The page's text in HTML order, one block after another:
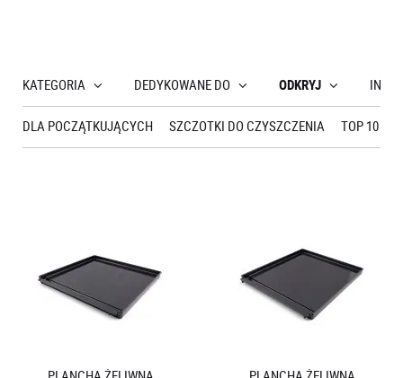
KATEGORIA DEDYKOWANE DO ODKRYJ INNE
DLA POCZĄTKUJĄCYCH SZCZOTKI DO CZYSZCZENIA TOP 10